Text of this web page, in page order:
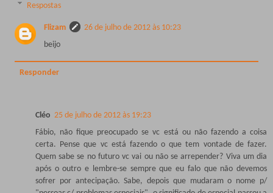
Respostas
Flizam
26 de julho de 2012 às 10:23
beijo
Responder
Cléo 25 de julho de 2012 às 19:23
Fábio, não fique preocupado se vc está ou não fazendo a coisa
certa. Pense que vc está fazendo o que tem vontade de fazer.
Quem sabe se no futuro vc vai ou não se arrepender? Viva um dia
após o outro e lembre-se sempre que eu falo que não devemos
sofrer por antecipação. Sabe, depois que mudaram o nome p/